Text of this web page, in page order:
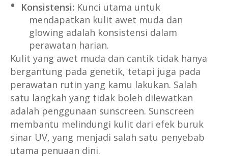
Konsistensi: Kunci utama untuk
mendapatkan kulit awet muda dan
glowing adalah konsistensi dalam
perawatan harian.
Kulit yang awet muda dan cantik tidak hanya
bergantung pada genetik, tetapi juga pada
perawatan rutin yang kamu lakukan. Salah
satu langkah yang tidak boleh dilewatkan
adalah penggunaan sunscreen. Sunscreen
membantu melindungi kulit dari efek buruk
sinar UV, yang menjadi salah satu penyebab
utama penuaan dini.